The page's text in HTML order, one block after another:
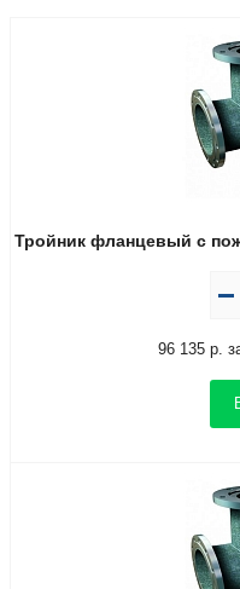
Тройник фланцевый с
96 135 р.